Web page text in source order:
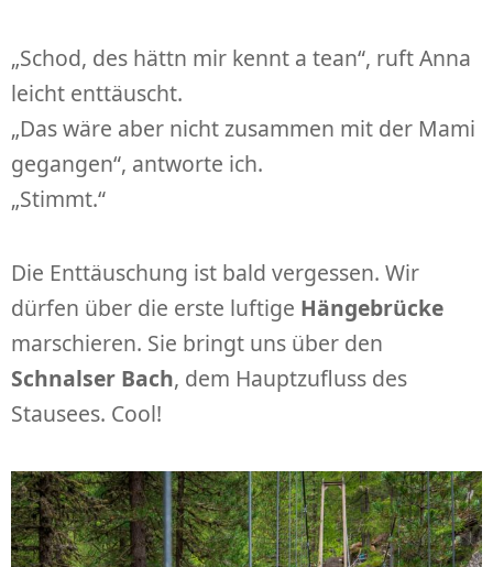
„Schod, des hättn mir kennt a tean“, ruft Anna
leicht enttäuscht.
„Das wäre aber nicht zusammen mit der Mami
gegangen“, antworte ich.
„Stimmt.“
Die Enttäuschung ist bald vergessen. Wir
dürfen über die erste luftige Hängebrücke
marschieren. Sie bringt uns über den
Schnalser Bach, dem Hauptzufluss des
Stausees. Cool!